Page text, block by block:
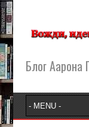
Блог Аарона